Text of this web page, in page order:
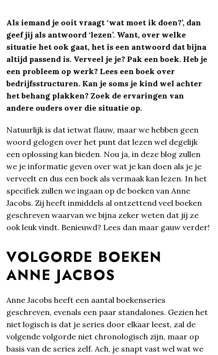
Als iemand je ooit vraagt ‘wat moet ik doen?’, dan
geef jij als antwoord ‘lezen’. Want, over welke
situatie het ook gaat, het is een antwoord dat bijna
altijd passend is. Verveel je je? Pak een boek. Heb je
een probleem op werk? Lees een boek over
bedrijfsstructuren. Kan je soms je kind wel achter
het behang plakken? Zoek de ervaringen van
andere ouders over die situatie op.
Natuurlijk is dat ietwat flauw, maar we hebben geen
woord gelogen over het punt dat lezen wel degelijk
een oplossing kan bieden. Nou ja, in deze blog zullen
we je informatie geven over wat je kan doen als je je
verveelt en dus een boek als vermaak kan lezen. In het
specifiek zullen we ingaan op de boeken van Anne
Jacobs. Zij heeft inmiddels al ontzettend veel boeken
geschreven waarvan we bijna zeker weten dat jij ze
ook leuk vindt. Benieuwd? Lees dan maar gauw verder!
VOLGORDE BOEKEN
ANNE JACBOS
Anne Jacobs heeft een aantal boekenseries
geschreven, evenals een paar standalones. Gezien het
niet logisch is dat je series door elkaar leest, zal de
volgende volgorde niet chronologisch zijn, maar op
basis van de series zelf. Ach, je snapt vast wel wat we